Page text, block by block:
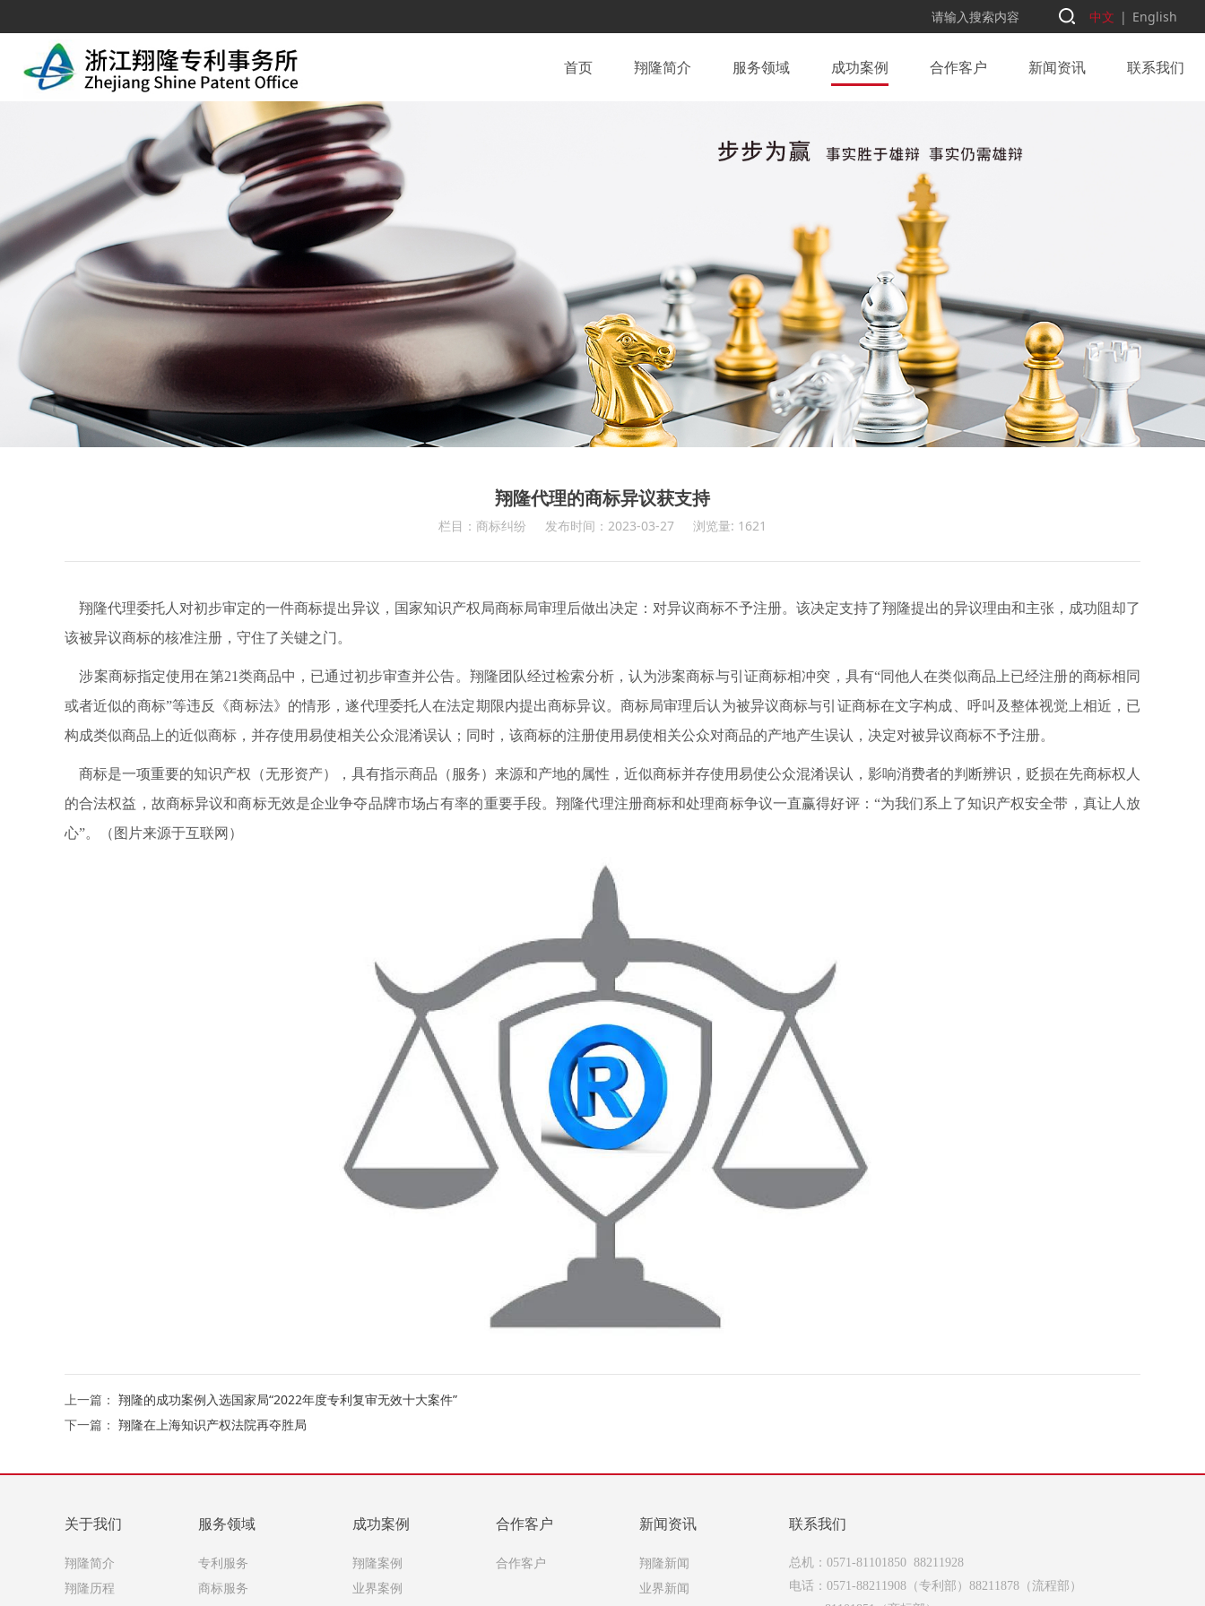
中文 | English
首页 翔隆简介 服务领域 成功案例 合作客户 新闻资讯 联系我们
翔隆代理的商标异议获支持
栏目：商标纠纷 发布时间：2023-03-27 浏览量: 1621
翔隆代理委托人对初步审定的一件商标提出异议，国家知识产权局商标局审理后做出决定：对异议商标不予注册。该决定支持了翔隆提出的异议理由和主张，成功阻却了
该被异议商标的核准注册，守住了关键之门。
涉案商标指定使用在第21类商品中，已通过初步审查并公告。翔隆团队经过检索分析，认为涉案商标与引证商标相冲突，具有“同他人在类似商品上已经注册的商标相同
或者近似的商标”等违反《商标法》的情形，遂代理委托人在法定期限内提出商标异议。商标局审理后认为被异议商标与引证商标在文字构成、呼叫及整体视觉上相近，已
构成类似商品上的近似商标，并存使用易使相关公众混淆误认；同时，该商标的注册使用易使相关公众对商品的产地产生误认，决定对被异议商标不予注册。
商标是一项重要的知识产权（无形资产），具有指示商品（服务）来源和产地的属性，近似商标并存使用易使公众混淆误认，影响消费者的判断辨识，贬损在先商标权人
的合法权益，故商标异议和商标无效是企业争夺品牌市场占有率的重要手段。翔隆代理注册商标和处理商标争议一直赢得好评：“为我们系上了知识产权安全带，真让人放
心”。（ 图片来源于互联网 ）
上一篇： 翔隆的成功案例入选国家局“2022年度专利复审无效十大案件”
下一篇： 翔隆在上海知识产权法院再夺胜局
关于我们
翔隆简介
翔隆历程
服务领域
专利服务
商标服务
成功案例
翔隆案例
业界案例
合作客户
合作客户
新闻资讯
翔隆新闻
业界新闻
联系我们
总机：0571-81101850 88211928
电话：0571-88211908（专利部）88211878（流程部）